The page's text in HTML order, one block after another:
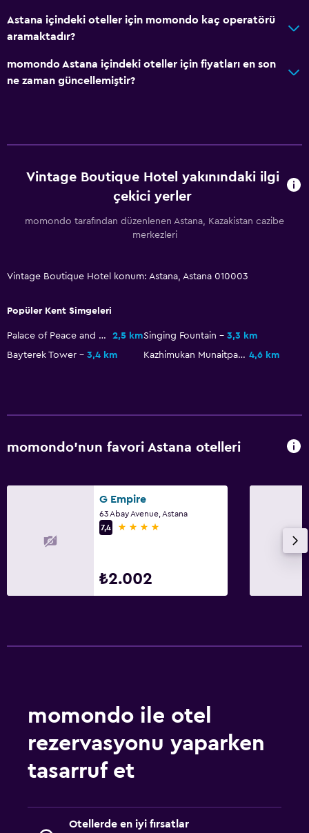
Astana içindeki oteller için momondo kaç operatörü
aramaktadır?
momondo Astana içindeki oteller için fiyatları en son
ne zaman güncellemiştir?
Vintage Boutique Hotel yakınındaki ilgi
çekici yerler
momondo tarafından düzenlenen Astana, Kazakistan cazibe
merkezleri
Vintage Boutique Hotel konum: Astana, Astana 010003
Popüler Kent Simgeleri
Palace of Peace and Reconciliation 2,5 kmSinging Fountain
3,3 km
Bayterek Tower
3,4 km Kazhimukan Munaitpasov Stadium 4,6 km
momondo'nun favori Astana otelleri
G Empire
63 Abay Avenue, Astana
7,4
4 yıldız
₺2.002
momondo ile otel
rezervasyonu yaparken
tasarruf et
Otellerde en iyi fırsatlar